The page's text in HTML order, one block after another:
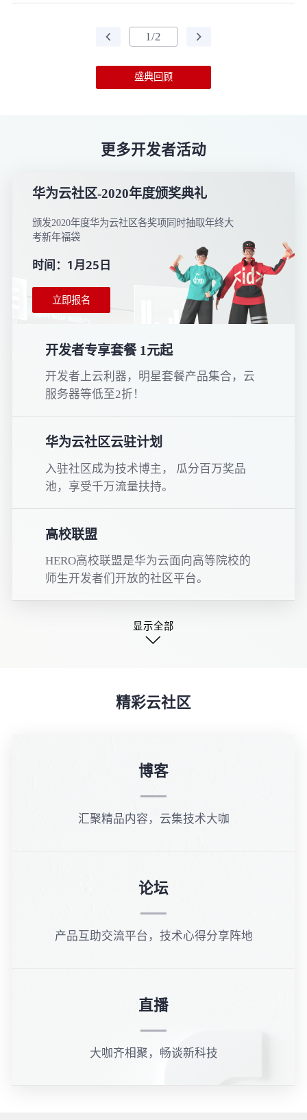
1/2
盛典回顾
更多开发者活动
华为云社区-2020年度颁奖典礼
颁发2020年度华为云社区各奖项同时抽取年终大
考新年福袋
时间：1月25日
立即报名
开发者专享套餐 1元起
开发者上云利器，明星套餐产品集合，云
服务器等低至2折！
华为云社区云驻计划
入驻社区成为技术博主， 瓜分百万奖品
池，享受千万流量扶持。
高校联盟
HERO高校联盟是华为云面向高等院校的
师生开发者们开放的社区平台。
显示全部
∨
精彩云社区
博客
汇聚精品内容，云集技术大咖
论坛
产品互助交流平台，技术心得分享阵地
直播
大咖齐相聚，畅谈新科技